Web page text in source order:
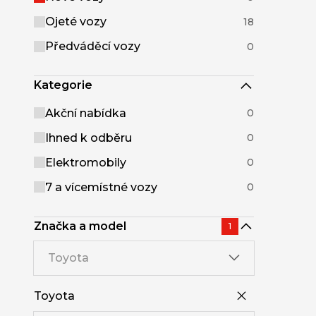
Ojeté vozy 18
Předváděcí vozy 0
Kategorie
Akční nabídka 0
Ihned k odběru 0
Elektromobily 0
7 a vícemístné vozy 0
Značka a model 1
Toyota
Toyota